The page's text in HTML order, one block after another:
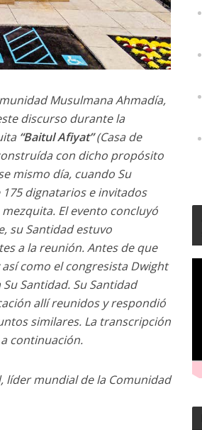
Musulmana Ahmadía,
discurso durante la
“Baitul Afiyat”(Casa de
con dicho propósito
mismo día, cuando Su
dignatarios e invitados
El evento concluyó
su Santidad estuvo
a la reunión. Antes de que
como el congresista Dwight
Santidad. Su Santidad
allí reunidos y respondió
similares. La transcripción
continuación.
líder mundial de la Comunidad